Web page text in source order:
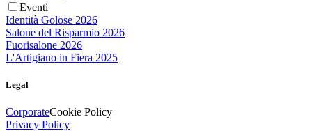
Eventi
Identità Golose 2026
Salone del Risparmio 2026
Fuorisalone 2026
L'Artigiano in Fiera 2025
Legal
CorporateCookie Policy
Privacy Policy